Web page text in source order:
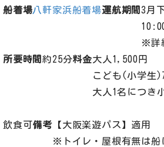
船着場八軒家浜船着場運航期間3月
※詳
所要時間約25分料金大人1,500円
こども(小学生
大人1名につき
飲食可備考 【大阪楽遊パス】適用
※トイレ・屋根有無は船